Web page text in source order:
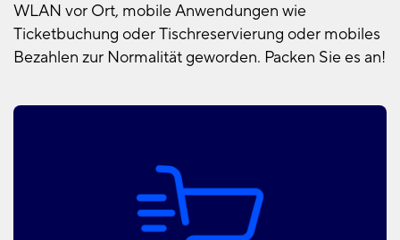
WLAN vor Ort, mobile Anwendungen wie
Ticketbuchung oder Tischreservierung oder mobiles
Bezahlen zur Normalität geworden. Packen Sie es an!